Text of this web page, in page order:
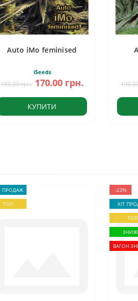
Auto iMo feminised
iSeeds
180.00 грн. 170.00 грн.
КУПИТИ
ПРОДАЖ
ТОП
-23%
ХІТ
ТОП
ВАГОН